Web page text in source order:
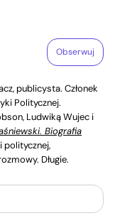
Obserwuj
publicysta. Członek
Politycznej.
Ludwiką Wujec i
Biografia
politycznej,
Długie.